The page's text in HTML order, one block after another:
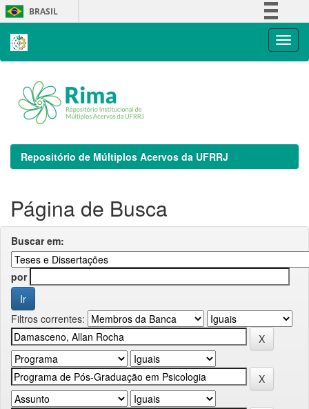
Skip
navigation
BRASIL
Repositório de Múltiplos Acervos da UFRRJ
Página de Busca
Buscar em:
por
Filtros correntes: